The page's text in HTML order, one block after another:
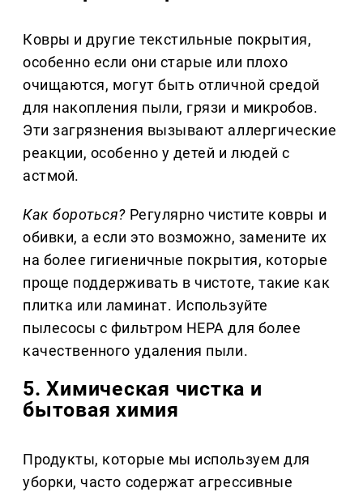
Ковры и другие текстильные покрытия,
особенно если они старые или плохо
очищаются, могут быть отличной средой
для накопления пыли, грязи и микробов.
Эти загрязнения вызывают аллергические
реакции, особенно у детей и людей с
астмой.
Как бороться? Регулярно чистите ковры и
обивки, а если это возможно, замените их
на более гигиеничные покрытия, которые
проще поддерживать в чистоте, такие как
плитка или ламинат. Используйте
пылесосы с фильтром HEPA для более
качественного удаления пыли.
5. Химическая чистка и
бытовая химия
Продукты, которые мы используем для
уборки, часто содержат агрессивные